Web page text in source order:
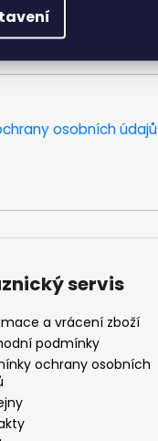
osobních údajů
servis
a vrácení zboží
podmínky
ochrany osobních